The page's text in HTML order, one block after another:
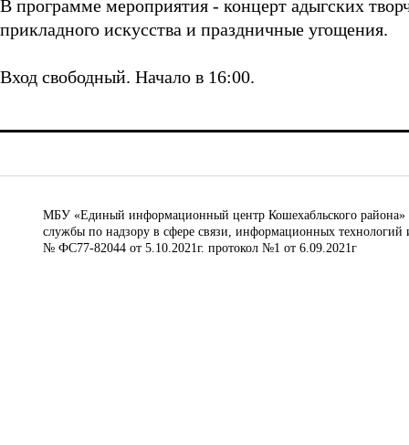
В программе мероприятия - концерт адыгских
прикладного искусства и праздничные угощения.
Вход свободный. Начало в 16:00.
МБУ «Единый информационный центр Кошехабльского района»
службы по надзору в сфере связи, информационных
№ ФС77-82044 от 5.10.2021г. протокол №1 от 6.09.2021г